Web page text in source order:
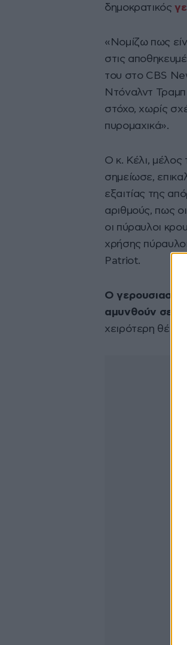
δημοκρατικός
«Νομίζω πως
στις
του στο CBS
Ντόναλντ Τραμπ
στόχο, χωρίς
πυρομαχικά».
Ο κ. Κέλι, μέλος
σημείωσε,
εξαιτίας της
αριθμούς, πως
οι πύραυλοι
χρήσης
Patriot.
Ο
αμυνθούν σε
χειρότερη θέση